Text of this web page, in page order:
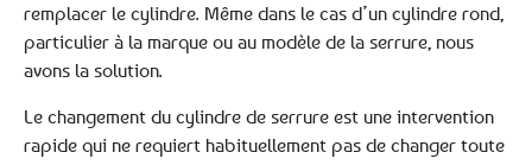
remplacer le cylindre. Même dans le cas d’un cylindre rond,
particulier à la marque ou au modèle de la serrure, nous
avons la solution.
Le changement du cylindre de serrure est une intervention
rapide qui ne requiert habituellement pas de changer toute